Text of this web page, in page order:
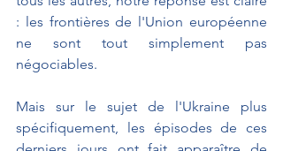
: les frontières de l'Union européenne
ne sont tout simplement pas
négociables.
Mais sur le sujet de l'Ukraine plus
spécifiquement, les épisodes de ces